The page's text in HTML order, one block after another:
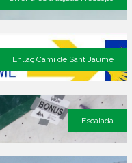
Enllaç Camí de Sant Jaume
Escalada